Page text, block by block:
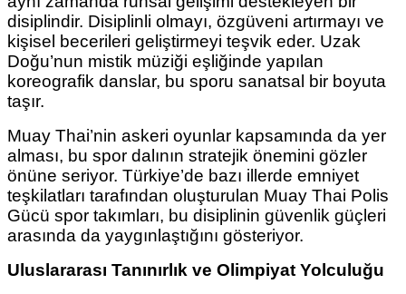
disiplindir. Disiplinli olmayı, özgüveni artırmayı ve
kişisel becerileri geliştirmeyi teşvik eder. Uzak
Doğu’nun mistik müziği eşliğinde yapılan
koreografik danslar, bu sporu sanatsal bir boyuta
taşır.
Muay Thai’nin askeri oyunlar kapsamında da yer
alması, bu spor dalının stratejik önemini gözler
önüne seriyor. Türkiye’de bazı illerde emniyet
teşkilatları tarafından oluşturulan Muay Thai Polis
Gücü spor takımları, bu disiplinin güvenlik güçleri
arasında da yaygınlaştığını gösteriyor.
Uluslararası Tanınırlık ve Olimpiyat Yolculuğu